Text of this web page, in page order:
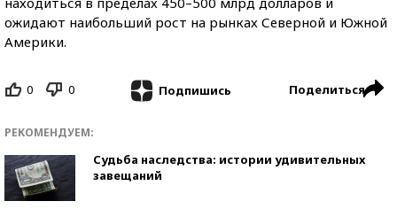
ожидают наибольший рост на рынках Северной и Южной
Америки.
0 0 Подпишись Поделиться
РЕКОМЕНДУЕМ:
Судьба наследства: истории удивительных
завещаний